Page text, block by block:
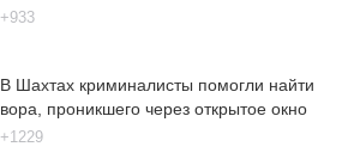
+933
В Шахтах криминалисты помогли найти
вора, проникшего через открытое окно
+1229